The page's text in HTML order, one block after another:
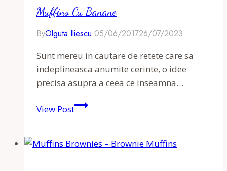
Muffins Cu Banane
ByOlguta Iliescu 05/06/201726/07/2023
Sunt mereu in cautare de retete care sa
indeplineasca anumite cerinte, o idee
precisa asupra a ceea ce inseamna…
View PostMuffins